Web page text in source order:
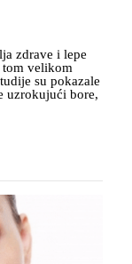
zdrave i lepe
tom velikom
su pokazale
uzrokujući bore,